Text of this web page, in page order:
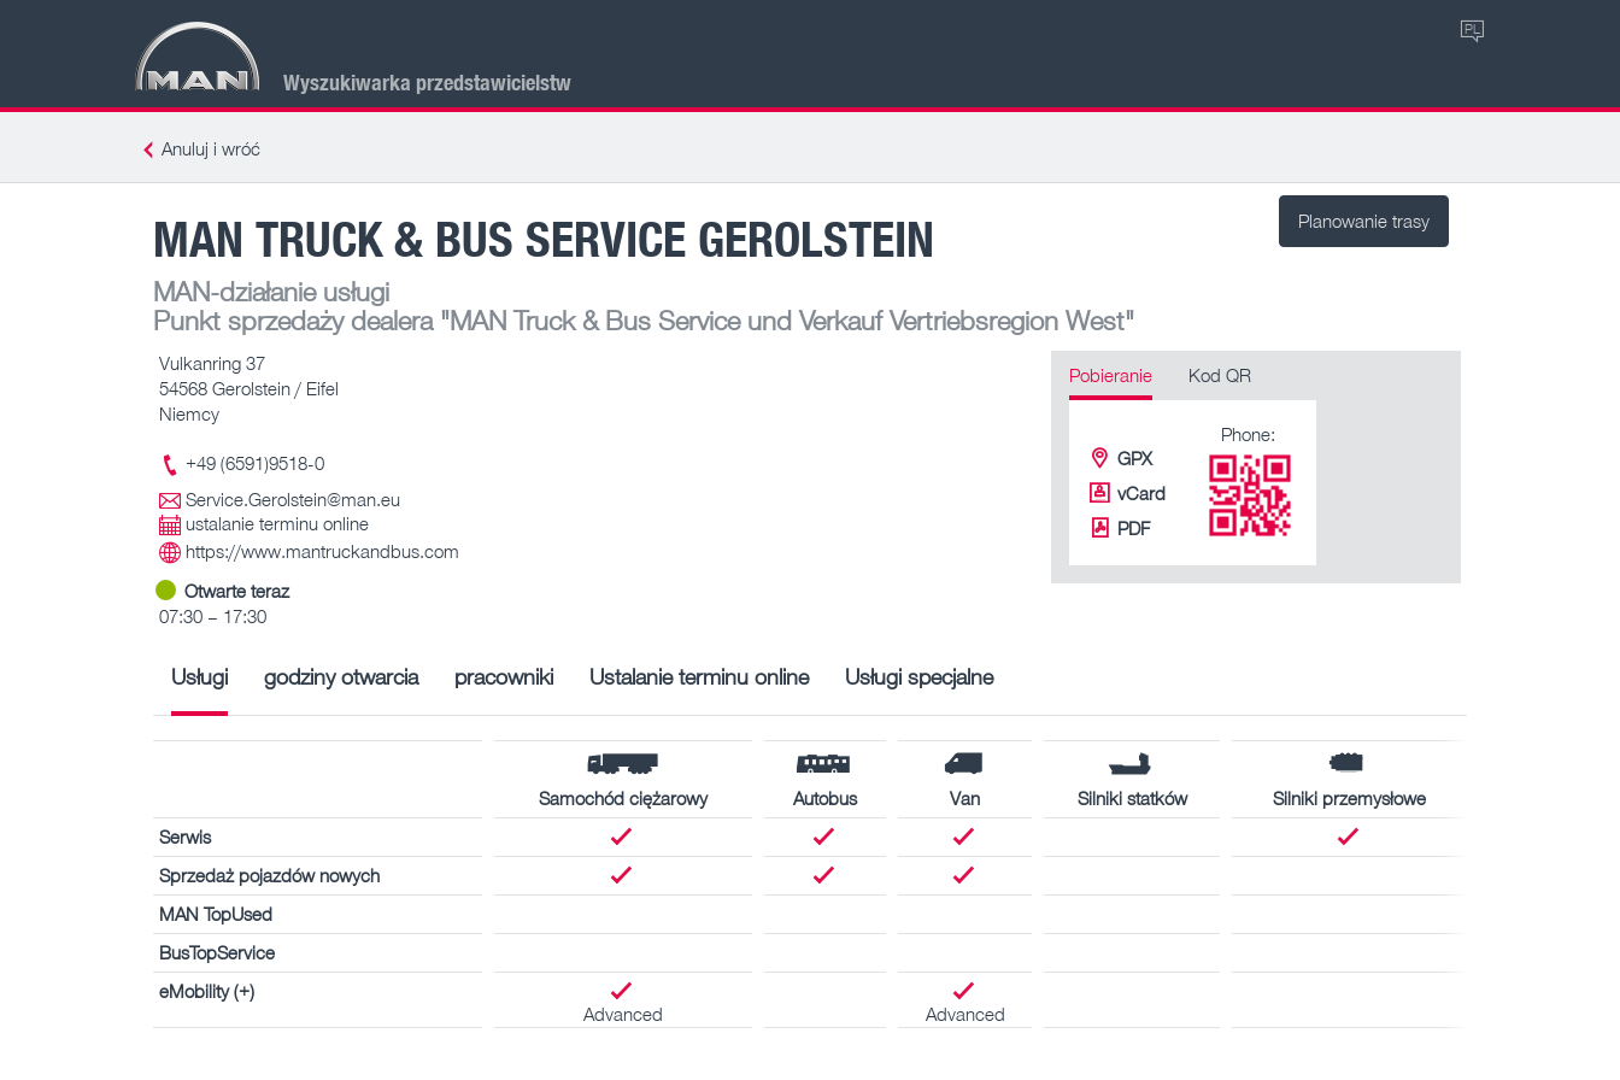
Wyszukiwarka przedstawicielstw
PL
Anuluj i wróć
Planowanie trasy
MAN TRUCK & BUS SERVICE GEROLSTEIN
MAN-działanie usługi
Punkt sprzedaży dealera"MAN Truck & Bus Service und Verkauf Vertriebsregion West"
Vulkanring 37
54568 Gerolstein / Eifel
Niemcy
+49 (6591)9518-0
Service.Gerolstein@man.eu
ustalanie terminu online
https://www.mantruckandbus.com
Otwarte teraz
07:30 – 17:30
Pobieranie Kod QR
GPX
vCard
PDF
Phone:
Usługi godziny otwarcia pracowniki Ustalanie terminu online Usługi specjalne
Samochód ciężarowy Autobus Van Silniki statków
Silniki przemysłowe
Serwis
Sprzedaż pojazdów nowych
MAN TopUsed
BusTopService
eMobility (+)
Advanced
Advanced